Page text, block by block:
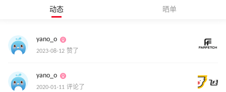
动态 晒单
yano_o
2023-08-12 赞了
yano_o
2020-01-11 评论了